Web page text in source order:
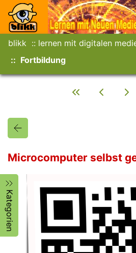
blikk lernen mit digitalen
Fortbildung
Titel
Microcomputer selbst
Kategorien